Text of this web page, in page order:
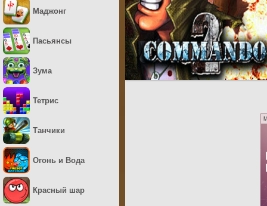
Маджонг
Пасьянсы
Зума
Тетрис
Танчики
Огонь и Вода
Красный шар